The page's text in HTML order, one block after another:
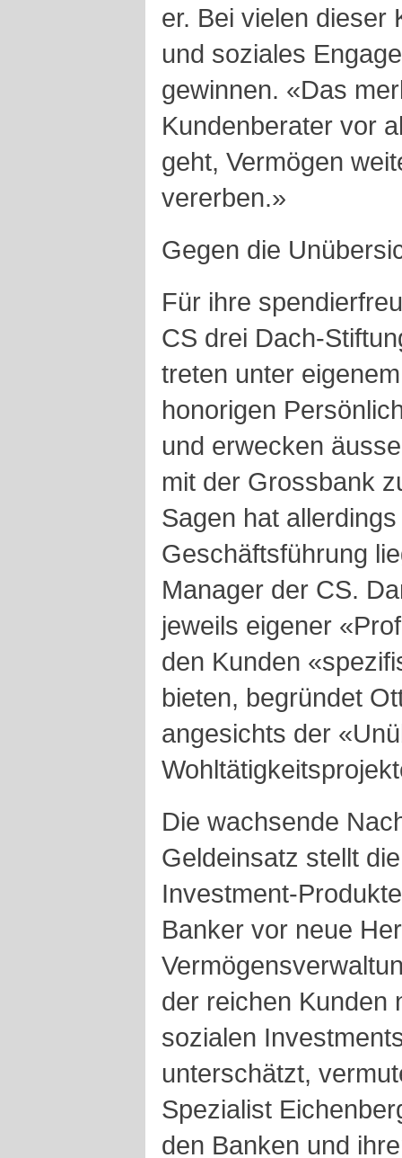
er. Bei vielen dieser
und soziales
gewinnen. «Das
Kundenberater vor
geht, Vermögen
vererben.»
Gegen die
Für ihre
CS drei Dach-
treten unter
honorigen
und erwecken
mit der Grossbank
Sagen hat
Geschäftsführung
Manager der CS.
jeweils eigener
den Kunden
bieten, begründet
angesichts der
Die wachsende
Geldeinsatz stellt
Investment-
Banker vor neue
der reichen Kunden
sozialen
unterschätzt,
Spezialist
den Banken und